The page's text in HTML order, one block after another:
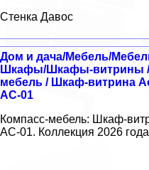
Стенка Давос
Дом и дача/Мебель/
Шкафы/Шкафы-витрины /
мебель / Шкаф-витрина
АС-01
Компасс-мебель: Шкаф-
АС-01. Коллекция 2026